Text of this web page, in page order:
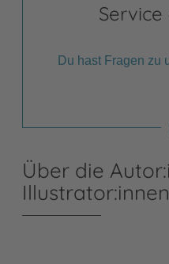
Du hast Fragen zu
Über die
Illustrator:innen